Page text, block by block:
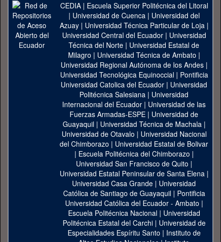
CEDIA| Escuela Superior Politécnica del Litoral
| Universidad de Cuenca| Universidad del
Azuay| Universidad Técnica Particular de Loja|
Universidad Central del Ecuador| Universidad
Técnica del Norte | Universidad Estatal de
Milagro | Universidad Técnica de Ambato |
Universidad Regional Autónoma de los Andes|
Universidad Tecnológica Equinoccial| Pontificia
Universidad Catolica del Ecuador | Universidad
Politécnica Salesiana | Universidad
Internacional del Ecuador | Universidad de las
Fuerzas Armadas-ESPE | Universidad de
Guayaquil| Universidad Técnica de Machala|
Universidad de Otavalo | Universidad Nacional
del Chimborazo | Universidad Estatal de Bolivar
| Escuela Politécnica del Chimborazo |
Universidad San Francisco de Quito |
Universidad Estatal Peninsular de Santa Elena|
Universidad Casa Grande | Universidad
Católica de Santiago de Guayaquil| Pontificia
Universidad Católica del Ecuador - Ambato |
Escuela Politécnica Nacional| Universidad
Politécnica Estatal del Carchi| Universidad de
Especialidades Espíritu Santo | Instituto de